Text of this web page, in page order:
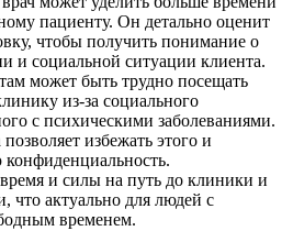
пациенту. Он детально оценит
чтобы получить понимание о
и социальной ситуации клиента.
может быть трудно посещать
из-за социального
с психическими заболеваниями.
избежать этого и
и силы на путь до клиники и
что актуально для людей с
временем.